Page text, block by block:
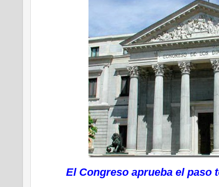
El Congreso aprueba el paso